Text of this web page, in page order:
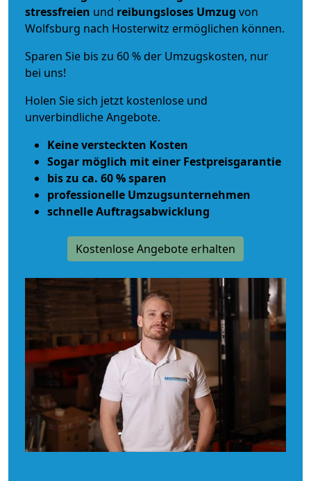
stressfreien und reibungsloses Umzug von
Wolfsburg nach Hosterwitz ermöglichen können.
Sparen Sie bis zu 60 % der Umzugskosten, nur
bei uns!
Holen Sie sich jetzt kostenlose und
unverbindliche Angebote.
Keine versteckten Kosten
Sogar möglich mit einer Festpreisgarantie
bis zu ca. 60 % sparen
professionelle Umzugsunternehmen
schnelle Auftragsabwicklung
Kostenlose Angebote erhalten